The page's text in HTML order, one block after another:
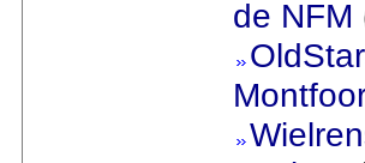
de NFM